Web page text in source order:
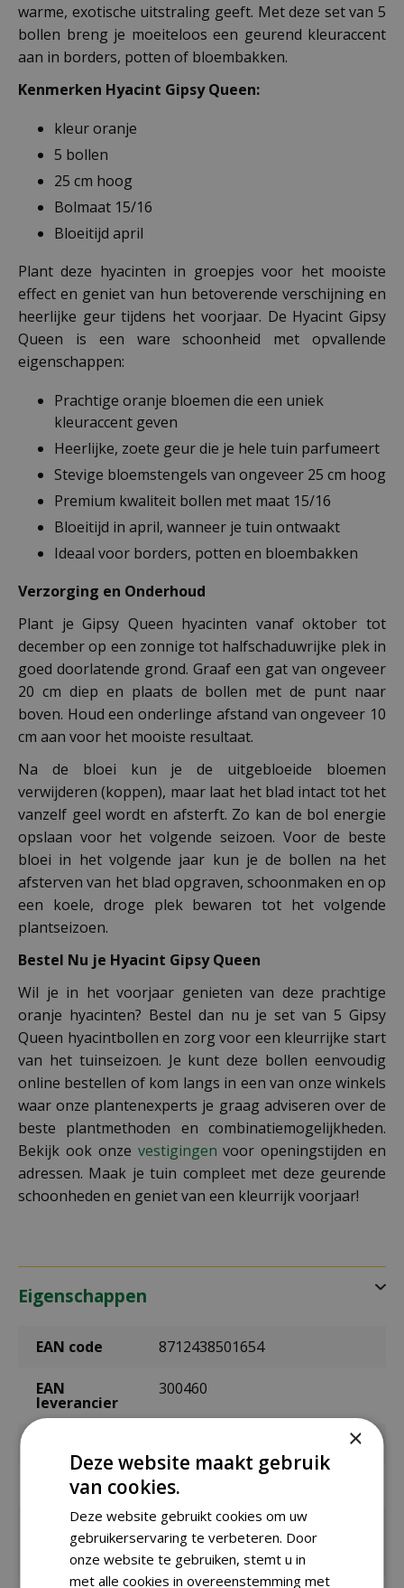
warme, exotische uitstraling geeft. Met deze set van 5
bollen breng je moeiteloos een geurend kleuraccent
aan in borders, potten of bloembakken.
Kenmerken Hyacint Gipsy Queen:
kleur oranje
5 bollen
25 cm hoog
Bolmaat 15/16
Bloeitijd april
Plant deze hyacinten in groepjes voor het mooiste
effect en geniet van hun betoverende verschijning en
heerlijke geur tijdens het voorjaar. De Hyacint Gipsy
Queen is een ware schoonheid met opvallende
eigenschappen:
Prachtige oranje bloemen die een uniek
kleuraccent geven
Heerlijke, zoete geur die je hele tuin parfumeert
Stevige bloemstengels van ongeveer 25 cm hoog
Premium kwaliteit bollen met maat 15/16
Bloeitijd in april, wanneer je tuin ontwaakt
Ideaal voor borders, potten en bloembakken
Verzorging en Onderhoud
Plant je Gipsy Queen hyacinten vanaf oktober tot
december op een zonnige tot halfschaduwrijke plek in
goed doorlatende grond. Graaf een gat van ongeveer
20 cm diep en plaats de bollen met de punt naar
boven. Houd een onderlinge afstand van ongeveer 10
cm aan voor het mooiste resultaat.
Na de bloei kun je de uitgebloeide bloemen
verwijderen (koppen), maar laat het blad intact tot het
vanzelf geel wordt en afsterft. Zo kan de bol energie
opslaan voor het volgende seizoen. Voor de beste
bloei in het volgende jaar kun je de bollen na het
afsterven van het blad opgraven, schoonmaken en op
een koele, droge plek bewaren tot het volgende
plantseizoen.
Bestel Nu je Hyacint Gipsy Queen
Wil je in het voorjaar genieten van deze prachtige
oranje hyacinten? Bestel dan nu je set van 5 Gipsy
Queen hyacintbollen en zorg voor een kleurrijke start
van het tuinseizoen. Je kunt deze bollen eenvoudig
online bestellen of kom langs in een van onze winkels
waar onze plantenexperts je graag adviseren over de
beste plantmethoden en combinatiemogelijkheden.
Bekijk ook onze vestigingen voor openingstijden en
adressen. Maak je tuin compleet met deze geurende
schoonheden en geniet van een kleurrijk voorjaar!
Eigenschappen
EAN code 8712438501654
EAN
leverancier
300460
Bolmaat 15/16
Zaaien /
planten
buiten
september t/m december
×
Deze website maakt gebruik
van cookies.
Deze website gebruikt cookies om uw
gebruikerservaring te verbeteren. Door
onze website te gebruiken, stemt u in
met alle cookies in overeenstemming met